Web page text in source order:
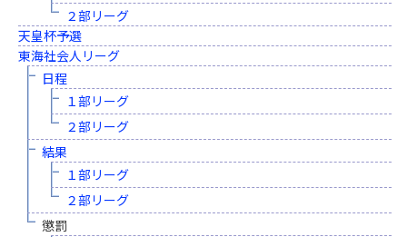
２部リーグ
天皇杯予選
東海社会人リーグ
日程
１部リーグ
２部リーグ
結果
１部リーグ
２部リーグ
懲罰